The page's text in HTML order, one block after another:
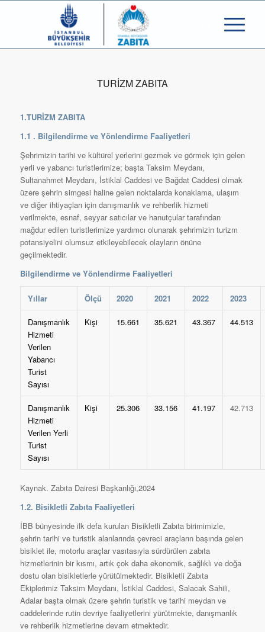
TURİZM ZABITA
1.TURİZM ZABITA
1.1 . Bilgilendirme ve Yönlendirme Faaliyetleri
Şehrimizin tarihi ve kültürel yerlerini gezmek ve görmek için gelen
yerli ve yabancı turistlerimize; başta Taksim Meydanı,
Sultanahmet Meydanı, İstiklal Caddesi ve Bağdat Caddesi olmak
üzere şehrin simgesi haline gelen noktalarda konaklama, ulaşım
ve diğer ihtiyaçları için danışmanlık ve rehberlik hizmeti
verilmekte, esnaf, seyyar satıcılar ve hanutçular tarafından
mağdur edilen turistlerimize yardımcı olunarak şehrimizin turizm
potansiyelini olumsuz etkileyebilecek olayların önüne
geçilmektedir.
Bilgilendirme ve Yönlendirme Faaliyetleri
Yıllar Ölçü 2020 2021 2022 2023
Danışmanlık
Hizmeti
Verilen
Yabancı
Turist
Sayısı
Kişi 15.661 35.621 43.367 44.513
Danışmanlık
Hizmeti
Verilen Yerli
Turist
Sayısı
Kişi 25.306 33.156 41.197 42.713
Kaynak. Zabıta Dairesi Başkanlığı,2024
1.2. Bisikletli Zabıta Faaliyetleri
İBB bünyesinde ilk defa kurulan Bisikletli Zabıta birimimizle,
şehrin tarihi ve turistik alanlarında çevreci araçların başında gelen
bisiklet ile, motorlu araçlar vasıtasıyla sürdürülen zabıta
hizmetlerinin bir kısmı, artık çok daha ekonomik, sağlıklı ve doğa
dostu olan bisikletlerle yürütülmektedir. Bisikletli Zabıta
Ekiplerimiz Taksim Meydanı, İstiklal Caddesi, Salacak Sahili,
Adalar başta olmak üzere şehrin turistik ve tarihi meydan ve
caddelerinde rutin devriye faaliyetlerini yürütmekte, danışmanlık
ve rehberlik hizmetlerine devam etmektedir.